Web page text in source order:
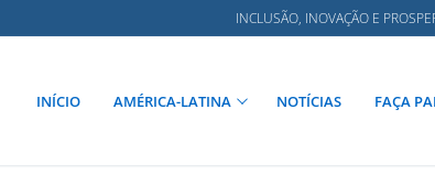
INCLUSÃO, INOVAÇÃO E
INÍCIO AMÉRICA-LATINA NOTÍCIAS FAÇA